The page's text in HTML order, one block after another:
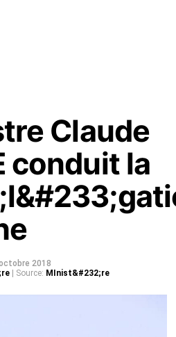
Claude
conduit la
2018
| Source: MInist&#232;re